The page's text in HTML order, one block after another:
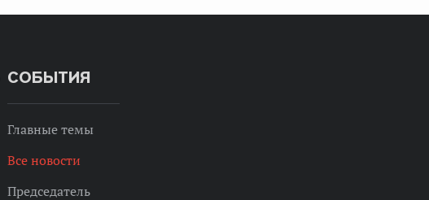
СОБЫТИЯ
Главные темы
Все новости
Председатель